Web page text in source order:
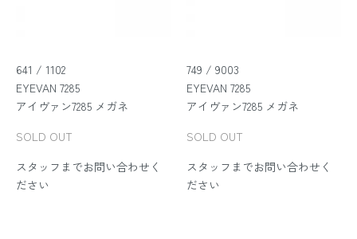
641 / 1102
EYEVAN 7285
アイヴァン7285 メガネ
SOLD OUT
スタッフまでお問い合わせく
ださい
749 / 9003
EYEVAN 7285
アイヴァン7285 メガネ
SOLD OUT
スタッフまでお問い合わせく
ださい